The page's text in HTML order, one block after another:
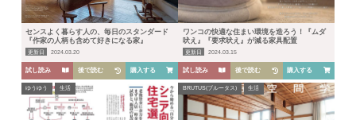
センスよく暮らす人の、毎日のスタンダード
『作家の人柄も含めて好きになる家』
更新日 2024.03.20
試し読み 後で読む 購入する
ワンコの快適な住まい環境を造ろう！『ムダ
吠え』『要求吠え』が減る家具配置
更新日 2024.03.15
試し読み 後で読む 購入する
ゆうゆう 生活 BRUTUS(ブルータス) 生活